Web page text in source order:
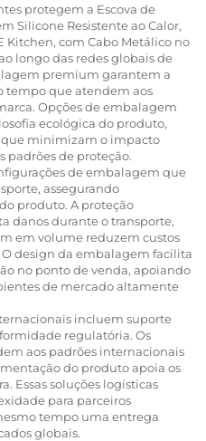
protegem a Escova de
Silicone Resistente ao Calor,
Kitchen, com Cabo Metálico no
longo das redes globais de
premium garantem a
tempo que atendem aos
Opções de embalagem
ecológica do produto,
minimizam o impacto
de proteção.
de embalagem que
assegurando
produto. A proteção
danos durante o transporte,
em volume reduzem custos
design da embalagem facilita
no ponto de venda, apoiando
de mercado altamente
incluem suporte
regulatória. Os
aos padrões internacionais
do produto apoia os
Essas soluções logísticas
para parceiros
tempo uma entrega
globais.